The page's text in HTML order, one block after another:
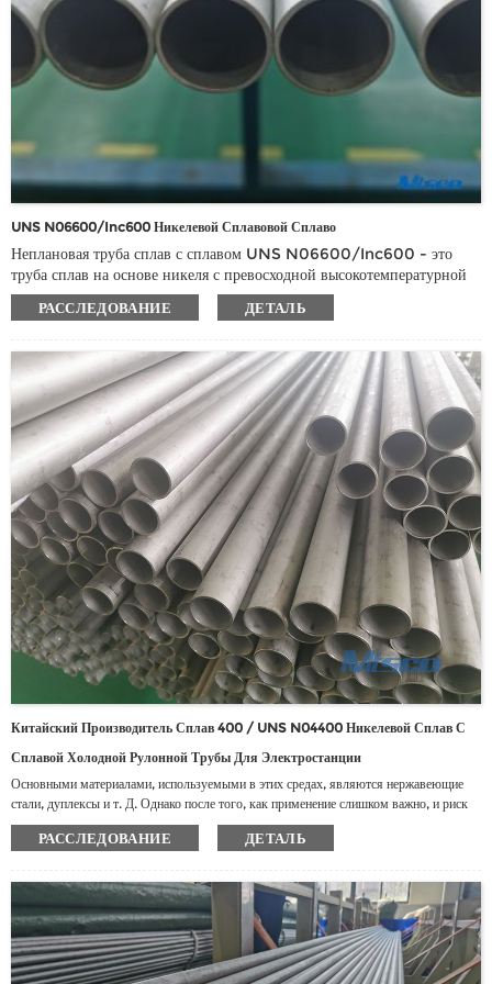
UNS N06600/Inc600 Никелевой Сплавовой Сплаво
Неплановая труба сплав с сплавом UNS N06600/Inc600 - это
труба сплав на основе никеля с превосходной высокотемпературной
сопротивлением и коррозионной сопротивлением, и широко
используется в высокой температуре и коррозионной среде.
РАССЛЕДОВАНИЕ ДЕТАЛЬ
Китайский Производитель Сплав 400 / UNS N04400 Никелевой Сплав С
Сплавой Холодной Рулонной Трубы Для Электростанции
Основными материалами, используемыми в этих средах, являются нержавеющие
стали, дуплексы и т. Д. Однако после того, как применение слишком важно, и риск
коррозии высок из -за среды, давления и температуры, принято решение
использовать сплав с высоким никелевым сплавом, такой как сплав 825, 600, 625,
РАССЛЕДОВАНИЕ ДЕТАЛЬ